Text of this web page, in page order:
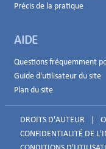
Précis de la pratique
AIDE
Questions fréquemment
Guide d'utilisateur du site
Plan du site
DROITS D'AUTEUR
CONFIDENTIALITÉ DE